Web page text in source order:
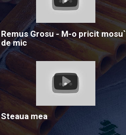
Remus Grosu - M-o pricit mosu`
de mic
Steaua mea